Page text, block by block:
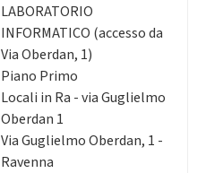
LABORATORIO
INFORMATICO (accesso da
Via Oberdan, 1)
Piano Primo
Locali in Ra - via Guglielmo
Oberdan 1
Via Guglielmo Oberdan, 1 -
Ravenna